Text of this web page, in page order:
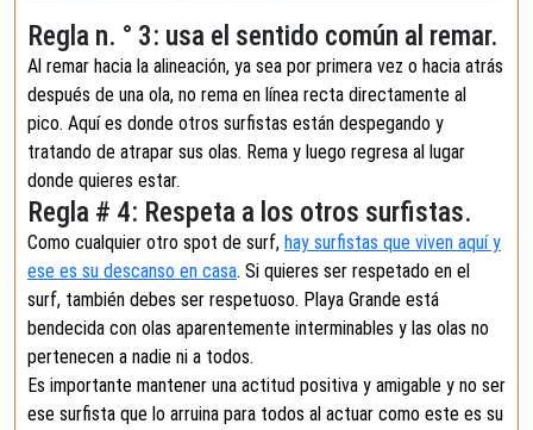
Regla n. ° 3: usa el sentido común al remar.
Al remar hacia la alineación, ya sea por primera vez o hacia atrás
después de una ola, no rema en línea recta directamente al
pico. Aquí es donde otros surfistas están despegando y
tratando de atrapar sus olas. Rema y luego regresa al lugar
donde quieres estar.
Regla # 4: Respeta a los otros surfistas.
Como cualquier otro spot de surf, hay surfistas que viven aquí y
ese es su descanso en casa. Si quieres ser respetado en el
surf, también debes ser respetuoso. Playa Grande está
bendecida con olas aparentemente interminables y las olas no
pertenecen a nadie ni a todos.
Es importante mantener una actitud positiva y amigable y no ser
ese surfista que lo arruina para todos al actuar como este es su